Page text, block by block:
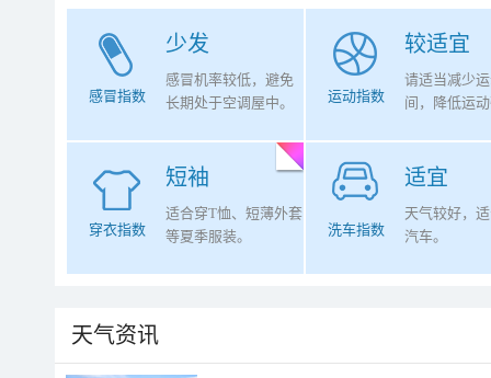
少发
感冒指数
感冒机率较低，避免
长期处于空调屋中。
较适宜
运动指数
请适当减少
间，降低运
短袖
穿衣指数
适合穿T恤、短薄外套
等夏季服装。
适宜
洗车指数
天气较好，
汽车。
天气资讯